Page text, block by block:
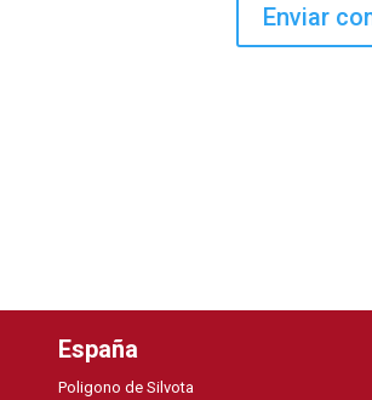
España
Poligono de Silvota